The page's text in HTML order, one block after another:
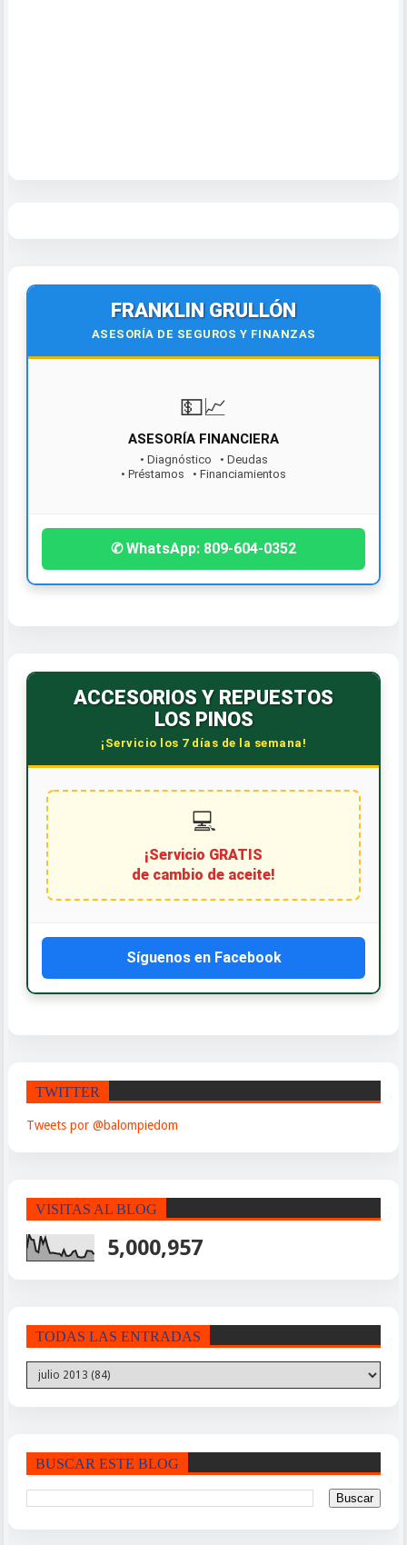
FRANKLIN GRULLÓN
ASESORÍA DE SEGUROS Y FINANZAS
💵📈
ASESORÍA FINANCIERA
• Diagnóstico • Deudas
• Préstamos • Financiamientos
¡Contáctanos hoy!
✆ WhatsApp: 809-604-0352
ACCESORIOS Y REPUESTOS
LOS PINOS
¡Servicio los 7 días de la semana!
💻
¡Servicio GRATIS
de cambio de aceite!
Síguenos en Facebook
TWITTER
Tweets por @balompiedom
VISITAS AL BLOG
5,000,957
TODAS LAS ENTRADAS
BUSCAR ESTE BLOG